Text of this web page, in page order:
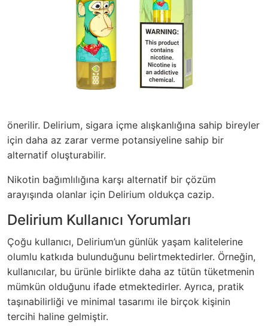
önerilir. Delirium, sigara içme alışkanlığına sahip bireyler
için daha az zarar verme potansiyeline sahip bir
alternatif oluşturabilir.
Nikotin bağımlılığına karşı alternatif bir çözüm
arayışında olanlar için Delirium oldukça cazip.
Delirium Kullanıcı Yorumları
Çoğu kullanıcı, Delirium’un günlük yaşam kalitelerine
olumlu katkıda bulunduğunu belirtmektedirler. Örneğin,
kullanıcılar, bu ürünle birlikte daha az tütün tüketmenin
mümkün olduğunu ifade etmektedirler. Ayrıca, pratik
taşınabilirliği ve minimal tasarımı ile birçok kişinin
tercihi haline gelmiştir.